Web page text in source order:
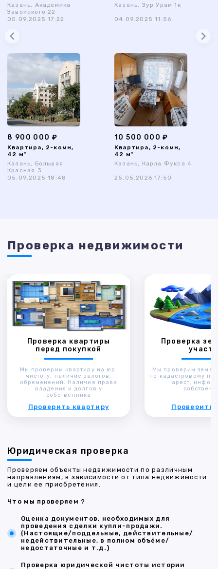
Казань, Академика
Завойского 22
05.09.2025 17:22
Казань, Зур Урам 1к
04.09.2025 11:56
8 900 000 ₽
Квартира, 2-комн,
42 м²
Казань, Большая
Красная 3
05.09.2025 18:48
10 500 000 ₽
Квартира, 2-комн,
42 м²
Казань, Карла Фукса 4
25.05.2026 17:50
Проверка недвижимости
Проверка квартиры
перед покупкой
Мы проверим квартиру на юр.
чистоту, наличие залогов,
обременений. Наличие права
владения и долгов у
собственника
Проверить квартиру
Проверка
Мы проверим
по кадастровому
арест,
Проверить
Юридическая проверка
Проверяем объекты недвижимости по различным
направлениям, в зависимости от типа недвижимости
и цели ее приобретения.
Что мы проверяем ?
Оценка документов, необходимых для
проведения сделки купли-продажи.
(Настоящие/поддельные, действительные/
недействительные, в полном объёме/
недостаточные и т.д.)
Проверка юридической чистоты истории